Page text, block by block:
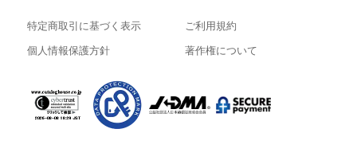
特定商取引に基づく表示 ご利用規約
個人情報保護方針 著作権について